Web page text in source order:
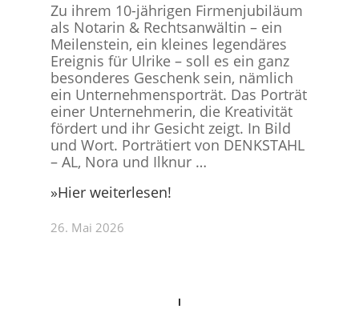
Zu ihrem 10-jährigen Firmenjubiläum
als Notarin & Rechtsanwältin – ein
Meilenstein, ein kleines legendäres
Ereignis für Ulrike – soll es ein ganz
besonderes Geschenk sein, nämlich
ein Unternehmensporträt. Das Porträt
einer Unternehmerin, die Kreativität
fördert und ihr Gesicht zeigt. In Bild
und Wort. Porträtiert von DENKSTAHL
– AL, Nora und Ilknur…
»Hier weiterlesen!
26. Mai 2026